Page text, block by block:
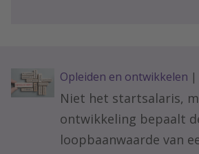
Opleiden en ontwikkelen |
Niet het startsalaris,
ontwikkeling bepaalt
loopbaanwaarde van